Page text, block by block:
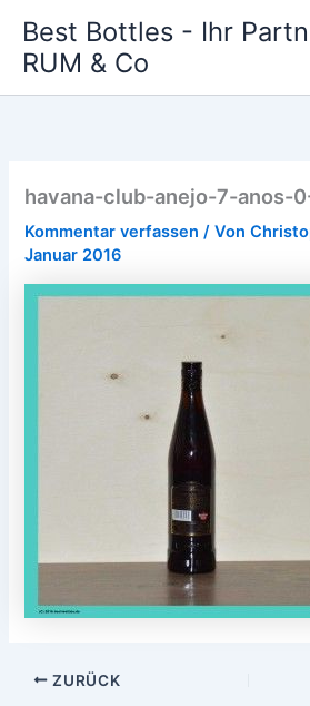
Inhalt
springen
Best Bottles - Ihr
RUM & Co
havana-club-anejo-7-anos-
Kommentar verfassen / Von
Januar 2016
ZURÜCK